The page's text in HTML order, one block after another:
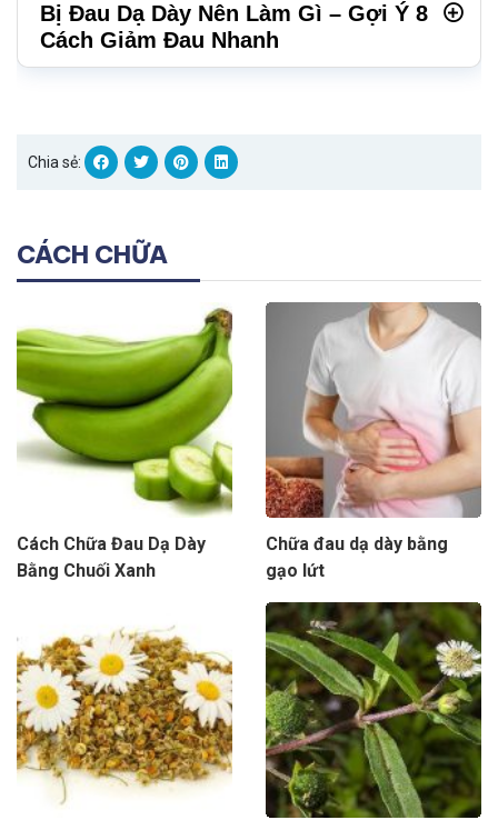
Bị Đau Dạ Dày Nên Làm Gì – Gợi Ý 8
Cách Giảm Đau Nhanh
Chia sẻ:
CÁCH CHỮA
Cách Chữa Đau Dạ Dày
Bằng Chuối Xanh
Chữa đau dạ dày bằng
gạo lứt